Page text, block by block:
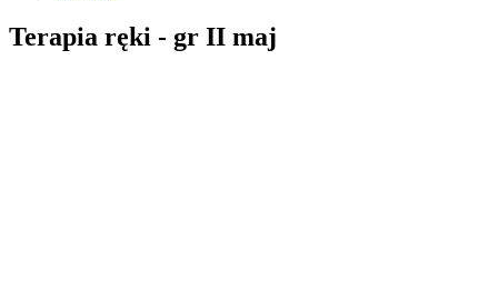
Terapia ręki - gr II maj